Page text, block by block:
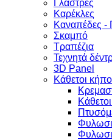
Γλάστρες
Καρέκλες
Καναπέδες -
Σκαμπό
Τραπέζια
Τεχνητά
3D Panel
Κάθετοι